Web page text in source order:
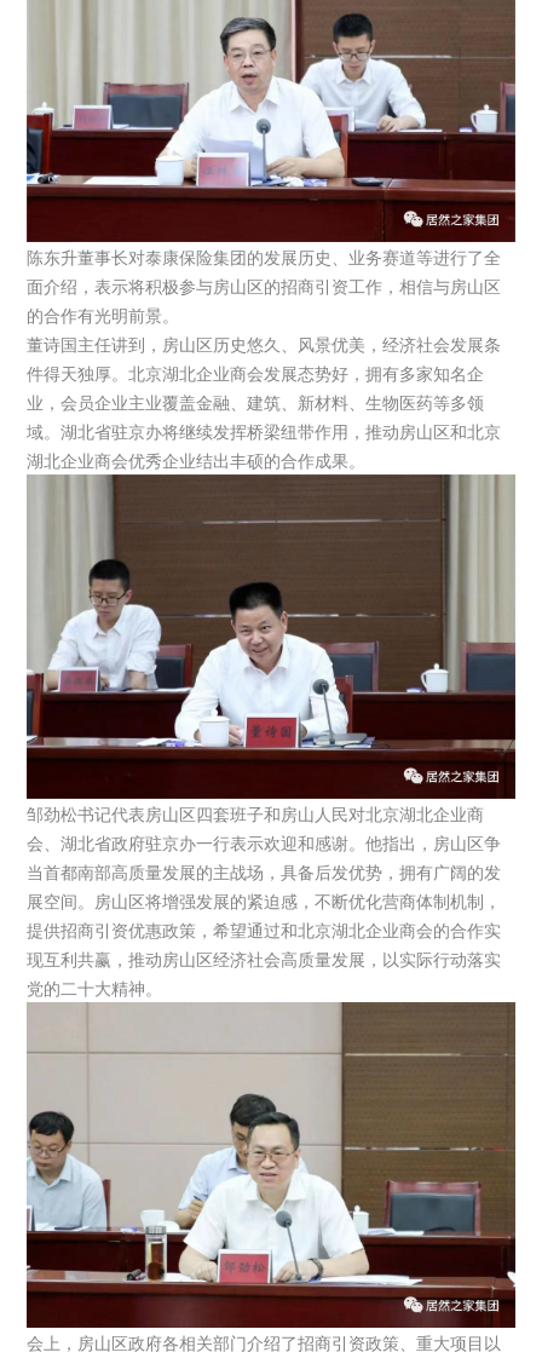
陈东升董事长对泰康保险集团的发展历史、业务赛道等进行了全
面介绍，表示将积极参与房山区的招商引资工作，相信与房山区
的合作有光明前景。
董诗国主任讲到，房山区历史悠久、风景优美，经济社会发展条
件得天独厚。北京湖北企业商会发展态势好，拥有多家知名企
业，会员企业主业覆盖金融、建筑、新材料、生物医药等多领
域。湖北省驻京办将继续发挥桥梁纽带作用，推动房山区和北京
湖北企业商会优秀企业结出丰硕的合作成果。
邹劲松书记代表房山区四套班子和房山人民对北京湖北企业商
会、湖北省政府驻京办一行表示欢迎和感谢。他指出，房山区争
当首都南部高质量发展的主战场，具备后发优势，拥有广阔的发
展空间。房山区将增强发展的紧迫感，不断优化营商体制机制，
提供招商引资优惠政策，希望通过和北京湖北企业商会的合作实
现互利共赢，推动房山区经济社会高质量发展，以实际行动落实
党的二十大精神。
会上，房山区政府各相关部门介绍了招商引资政策、重大项目以